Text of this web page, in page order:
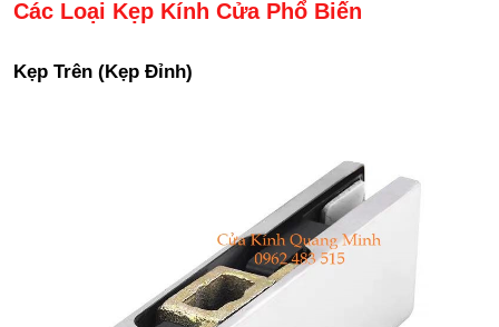
Các Loại Kẹp Kính Cửa Phổ Biến
Kẹp Trên (Kẹp Đỉnh)